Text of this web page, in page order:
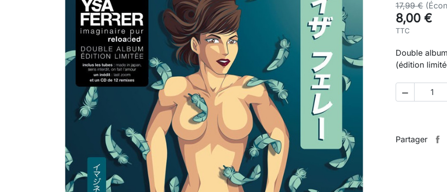
17,99 €
8,00 €
TTC
Double
(édition

Partager